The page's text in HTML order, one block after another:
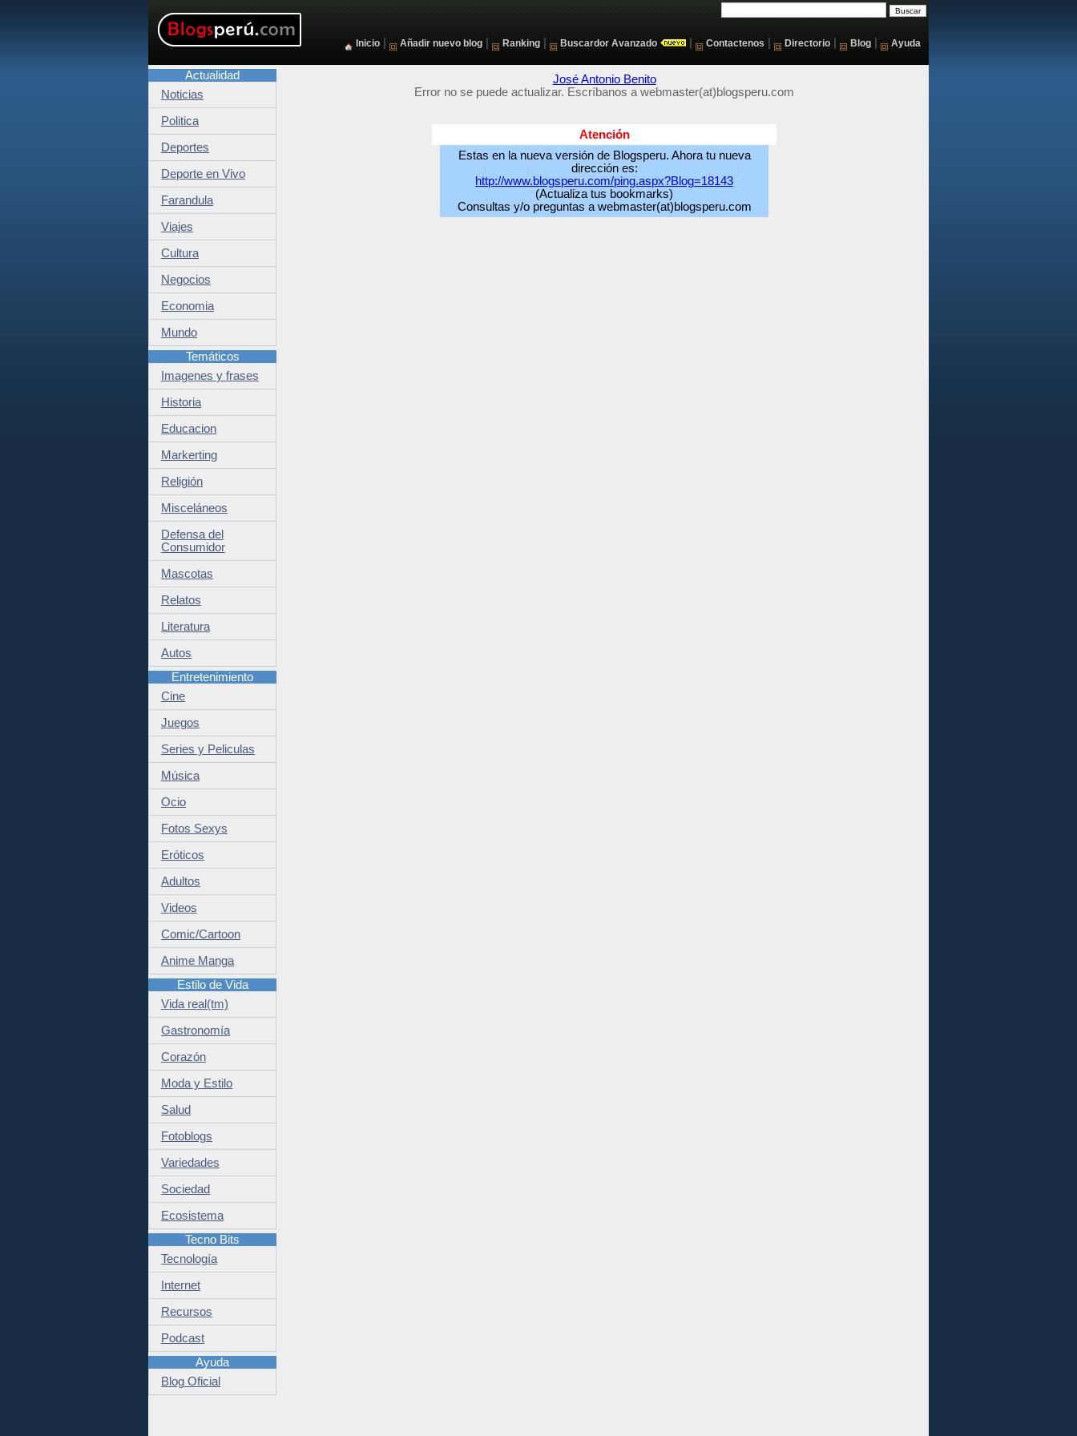
Inicio Añadir nuevo blog Ranking Buscardor Avanzado Contactenos Directorio Blog Ayuda
José Antonio Benito
Error no se puede actualizar. Escríbanos a webmaster(at)blogsperu.com
Atención
Estas en la nueva versión de Blogsperu. Ahora tu nueva
dirección es:
http://www.blogsperu.com/ping.aspx?Blog=18143
(Actualiza tus bookmarks)
Consultas y/o preguntas a webmaster(at)blogsperu.com
Actualidad
Noticias
Politica
Deportes
Deporte en Vivo
Farandula
Viajes
Cultura
Negocios
Economia
Mundo
Temáticos
Imagenes y frases
Historia
Educacion
Markerting
Religión
Misceláneos
Defensa del
Consumidor
Mascotas
Relatos
Literatura
Autos
Entretenimiento
Cine
Juegos
Series y Peliculas
Música
Ocio
Fotos Sexys
Eróticos
Adultos
Videos
Comic/Cartoon
Anime Manga
Estilo de Vida
Vida real(tm)
Gastronomía
Corazón
Moda y Estilo
Salud
Fotoblogs
Variedades
Sociedad
Ecosistema
Tecno Bits
Tecnología
Internet
Recursos
Podcast
Ayuda
Blog Oficial